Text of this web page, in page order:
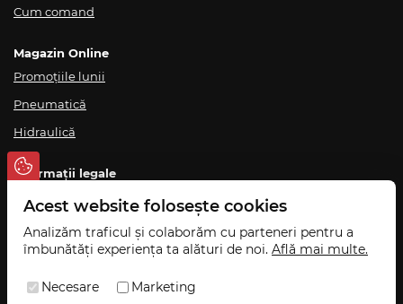
Acest website folosește cookies
Analizăm traficul și colaborăm cu parteneri pentru a
îmbunătăți experiența ta alături de noi. Află mai multe.
Necesare Marketing
Cum comand
Magazin Online
Promoțiile lunii
Pneumatică
Hidraulică
Informații legale
Termeni și condiții
Politica de confidențialitate
Politică de ridicare din magazin
Livrare și retur